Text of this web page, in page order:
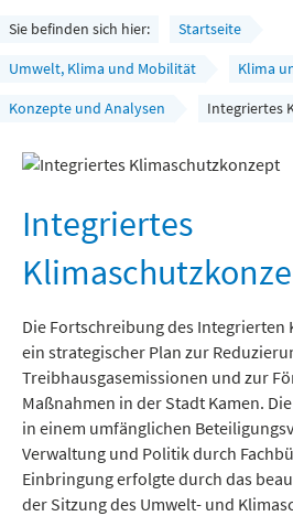
Leben und mehr
Rathaus und Bürgerservice
Wirtschaft und Planen
Umwelt, Klima und Mobilität
Freizeit und Tourismus
Sie befinden sich hier:
Startseite
Umwelt, Klima und Mobilität
Klima
Konzepte und Analysen
Integriertes
Integriertes
Die Fortschreibung des
ein strategischer Plan zur
Treibhausgasemissionen und zur
Maßnahmen in der Stadt Kamen.
in einem umfänglichen
Verwaltung und Politik durch
Einbringung erfolgte durch das
der Sitzung des Umwelt- und